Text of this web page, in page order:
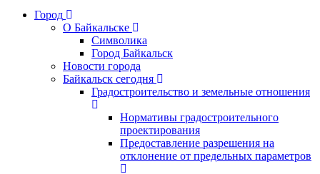
Город
О Байкальске
Символика
Город Байкальск
Новости города
Байкальск сегодня
Градостроительство и земельные отношения
Нормативы градостроительного
проектирования
Предоставление разрешения на
отклонение от предельных параметров